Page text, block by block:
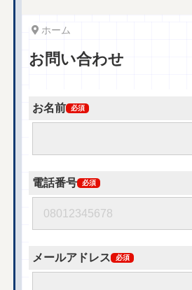
ホーム
お問い合わせ
お名前 必須
電話番号 必須
メールアドレス 必須